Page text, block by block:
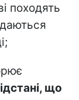
походять
що